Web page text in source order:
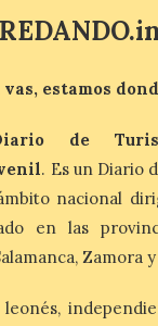
de la
que revela
y locales
los
para
caña este
estamos
de
. Es un Diario
nacional
en las
Zamora